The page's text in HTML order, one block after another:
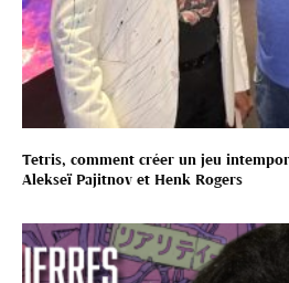
Tetris, comment créer un jeu
Alekseï Pajitnov et Henk Rogers